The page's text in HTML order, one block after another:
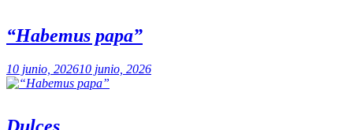
“Habemus papa”
10 junio, 202610 junio, 2026